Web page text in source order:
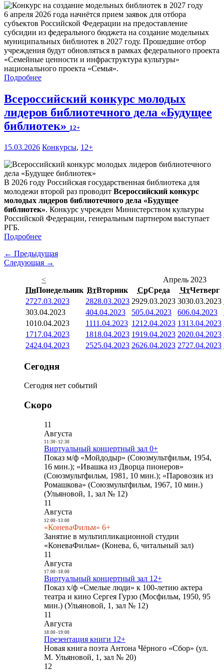
6 апреля 2026 года начнётся прием заявок для отбора
субъектов Российской Федерации на предоставление
субсидии из федерального бюджета на создание модельных
муниципальных библиотек в 2027 году. Прошедшие отбор
учреждения будут обновляться в рамках федерального проекта
«Семейные ценности и инфраструктура культуры»
национального проекта «Семья».
Подробнее
Всероссийский конкурс молодых
лидеров библиотечного дела «Будущее
библиотек» 12+
15.03.2026 Конкурсы, 12+
В 2026 году Российская государственная библиотека для
молодежи второй раз проводит Всероссийский конкурс
молодых лидеров библиотечного дела «Будущее
библиотек». Конкурс учрежден Министерством культуры
Российской Федерации, генеральным партнером выступает
РГБ.
Подробнее
← Предыдущая
Следующая →
<
Апрель 2023
ПнПонедельник ВтВторник СрСреда ЧтЧетверг
2727.03.2023 2828.03.2023 2929.03.2023 3030.03.2023
303.04.2023 404.04.2023 505.04.2023 606.04.2023
1010.04.2023 1111.04.2023 1212.04.2023 1313.04.2023
1717.04.2023 1818.04.2023 1919.04.2023 2020.04.2023
2424.04.2023 2525.04.2023 2626.04.2023 2727.04.2023
Сегодня
Сегодня нет событий
Скоро
11
Августа
11:30- 12:30
Виртуальный концертный зал 0+
Показ м/ф «Мойдодыр» (Союзмультфильм, 1954,
16 мин.); «Ивашка из Дворца пионеров»
(Союзмультфильм, 1981, 10 мин.); «Паровозик из
Ромашкова» (Союзмультфильм, 1967, 10 мин.)
(Ульяновой, 1, зал № 12)
11
Августа
12:00- 13:00
«КоневаФильм» 6+
Занятие в мультипликационной студии
«КоневаФильм» (Конева, 6, читальный зал)
11
Августа
17:00- 18:00
Виртуальный концертный зал 12+
Показ х/ф «Смелые люди» к 100-летию актера
театра и кино Сергея Гурзо (Мосфильм, 1950, 95
мин.) (Ульяновой, 1, зал № 12)
11
Августа
18:00- 19:00
Презентация книги 12+
Новая книга поэта Антона Чёрного «Сбор» (ул.
М. Ульяновой, 1, зал № 20)
12